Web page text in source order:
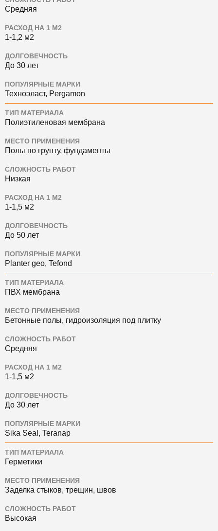
Средняя
РАСХОД НА 1 М2
1-1,2 м2
ДОЛГОВЕЧНОСТЬ
До 30 лет
ПОПУЛЯРНЫЕ МАРКИ
Техноэласт, Pergamon
ТИП МАТЕРИАЛА
Полиэтиленовая мембрана
МЕСТО ПРИМЕНЕНИЯ
Полы по грунту, фундаменты
СЛОЖНОСТЬ РАБОТ
Низкая
РАСХОД НА 1 М2
1-1,5 м2
ДОЛГОВЕЧНОСТЬ
До 50 лет
ПОПУЛЯРНЫЕ МАРКИ
Planter geo, Tefond
ТИП МАТЕРИАЛА
ПВХ мембрана
МЕСТО ПРИМЕНЕНИЯ
Бетонные полы, гидроизоляция под плитку
СЛОЖНОСТЬ РАБОТ
Средняя
РАСХОД НА 1 М2
1-1,5 м2
ДОЛГОВЕЧНОСТЬ
До 30 лет
ПОПУЛЯРНЫЕ МАРКИ
Sika Seal, Teranap
ТИП МАТЕРИАЛА
Герметики
МЕСТО ПРИМЕНЕНИЯ
Заделка стыков, трещин, швов
СЛОЖНОСТЬ РАБОТ
Высокая